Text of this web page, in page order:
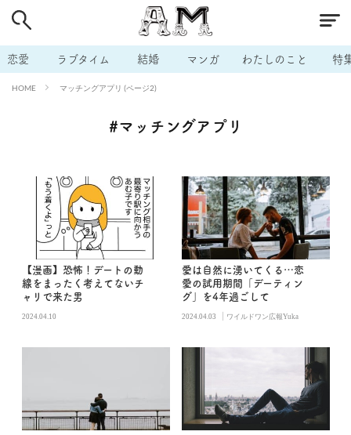
恋愛 ラブタイム 結婚 マンガ わたしのこと 特
HOME マッチングアプリ (ページ2)
#マッチングアプリ
【漫画】恐怖！デートの動
線をまったく考えてないチ
ャリで来た男
2024.04.10
愛は自然に湧いてくる…恋
愛の試用期間「デーティン
グ」を4年過ごして
2024.04.03 | ワイルドワン広報Yuka
# 男の本音 # セフレ
# 不倫 # 出会う方法 # マッチングアプリ
# ラブグッズ # 体の相性
# モテテク # セフレから本命へ
# おもしろライフ